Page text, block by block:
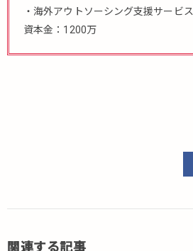
・海外アウトソーシング支援サービス
資本金：1200万
関連する記事